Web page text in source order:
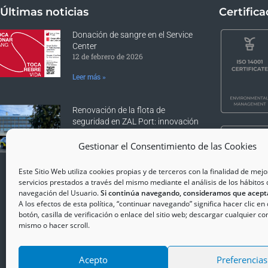
Gestionar el Consentimiento de las Cookies
Este Sitio Web utiliza cookies propias y de terceros con la finalidad de
servicios prestados a través del mismo mediante el análisis de los hábitos
navegación del Usuario.Si continúa navegando, consideramos que
A los efectos de esta política, “continuar navegando” significa hacer clic
botón, casilla de verificación o enlace del sitio web; descargar cualquier
mismo o hacer scroll.
Acepto Preferencias
Últimas noticias
Donación de sangre en el Service
Center
12 de febrero de 2026
Leer más »
Renovación de la flota de
seguridad en ZAL Port: innovación
ambiente
Leer más »